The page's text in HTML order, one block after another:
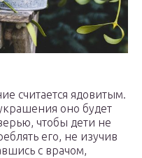
считается ядовитым.
оно будет
чтобы дети не
его, не изучив
с врачом,